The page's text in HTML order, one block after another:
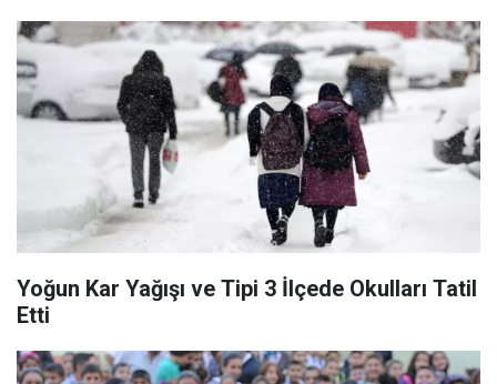
Yoğun Kar Yağışı ve Tipi 3 İlçede Okulları Tatil
Etti